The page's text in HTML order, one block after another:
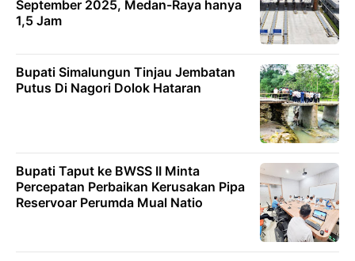
September 2025, Medan-Raya hanya
1,5 Jam
Bupati Simalungun Tinjau Jembatan
Putus Di Nagori Dolok Hataran
Bupati Taput ke BWSS II Minta
Percepatan Perbaikan Kerusakan Pipa
Reservoar Perumda Mual Natio